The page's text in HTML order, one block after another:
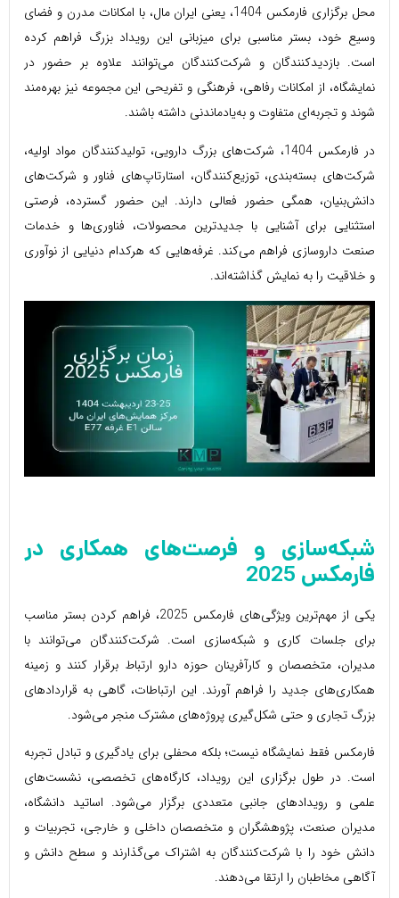
محل برگزاری فارمکس 1404، یعنی ایران مال، با امکانات مدرن و فضای
وسیع خود، بستر مناسبی برای میزبانی این رویداد بزرگ فراهم کرده
است. بازدیدکنندگان و شرکت‌کنندگان می‌توانند علاوه بر حضور در
نمایشگاه، از امکانات رفاهی، فرهنگی و تفریحی این مجموعه نیز بهره‌مند
شوند و تجربه‌ای متفاوت و به‌یادماندنی داشته باشند.
در فارمکس 1404، شرکت‌های بزرگ دارویی، تولیدکنندگان مواد اولیه،
شرکت‌های بسته‌بندی، توزیع‌کنندگان، استارتاپ‌های فناور و شرکت‌های
دانش‌بنیان، همگی حضور فعالی دارند. این حضور گسترده، فرصتی
استثنایی برای آشنایی با جدیدترین محصولات، فناوری‌ها و خدمات
صنعت داروسازی فراهم می‌کند. غرفه‌هایی که هرکدام دنیایی از نوآوری
و خلاقیت را به نمایش گذاشته‌اند.
شبکه‌سازی و فرصت‌های همکاری در
فارمکس 2025
یکی از مهم‌ترین ویژگی‌های فارمکس 2025، فراهم کردن بستر مناسب
برای جلسات کاری و شبکه‌سازی است. شرکت‌کنندگان می‌توانند با
مدیران، متخصصان و کارآفرینان حوزه دارو ارتباط برقرار کنند و زمینه
همکاری‌های جدید را فراهم آورند. این ارتباطات، گاهی به قراردادهای
بزرگ تجاری و حتی شکل‌گیری پروژه‌های مشترک منجر می‌شود.
فارمکس فقط نمایشگاه نیست؛ بلکه محفلی برای یادگیری و تبادل تجربه
است. در طول برگزاری این رویداد، کارگاه‌های تخصصی، نشست‌های
علمی و رویدادهای جانبی متعددی برگزار می‌شود. اساتید دانشگاه،
مدیران صنعت، پژوهشگران و متخصصان داخلی و خارجی، تجربیات و
دانش خود را با شرکت‌کنندگان به اشتراک می‌گذارند و سطح دانش و
آگاهی مخاطبان را ارتقا می‌دهند.